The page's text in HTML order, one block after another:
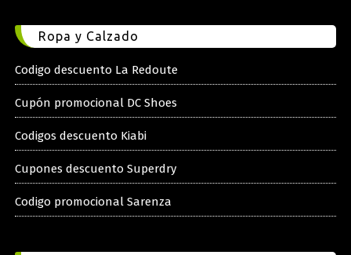
Ropa y Calzado
Codigo descuento La Redoute
Cupón promocional DC Shoes
Codigos descuento Kiabi
Cupones descuento Superdry
Codigo promocional Sarenza